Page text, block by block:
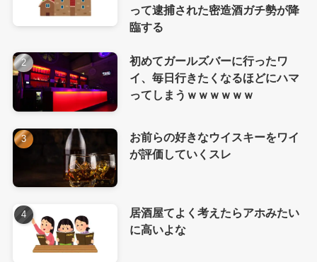
って逮捕された密造酒ガチ勢が降
臨する
初めてガールズバーに行ったワ
イ、毎日行きたくなるほどにハマ
ってしまうｗｗｗｗｗｗ
お前らの好きなウイスキーをワイ
が評価していくスレ
居酒屋てよく考えたらアホみたい
に高いよな